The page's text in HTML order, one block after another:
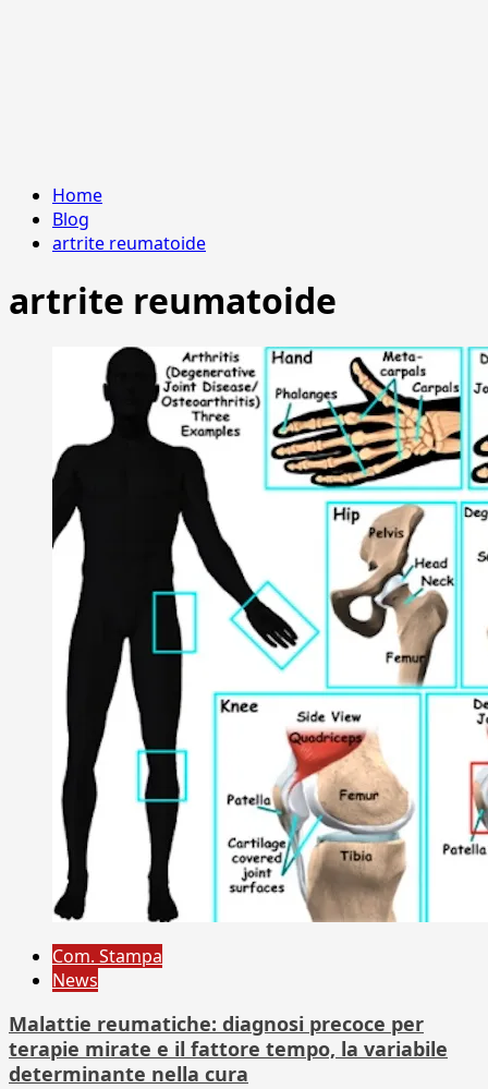
Home
Blog
artrite reumatoide
artrite reumatoide
Com. Stampa
News
Malattie reumatiche: diagnosi precoce per
terapie mirate e il fattore tempo, la variabile
determinante nella cura